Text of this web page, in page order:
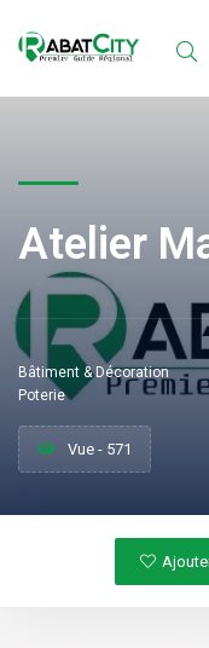
Atelier
Bâtiment & Décoration
Poterie
Vue - 571